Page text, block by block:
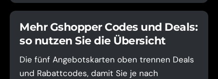
Mehr Gshopper Codes und Deals:
so nutzen Sie die Übersicht
Die fünf Angebotskarten oben trennen Deals
und Rabattcodes, damit Sie je nach